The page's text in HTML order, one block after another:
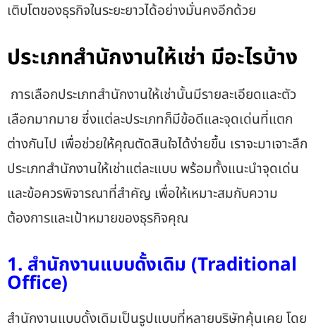
เติบโตของธุรกิจในระยะยาวได้อย่างมั่นคงอีกด้วย
ประเภทสำนักงานให้เช่า มีอะไรบ้าง
การเลือกประเภทสำนักงานให้เช่านั้นมีรายละเอียดและตัว
เลือกมากมาย ซึ่งแต่ละประเภทก็มีข้อดีและจุดเด่นที่แตก
ต่างกันไป เพื่อช่วยให้คุณตัดสินใจได้ง่ายขึ้น เราจะมาเจาะลึก
ประเภทสำนักงานให้เช่าแต่ละแบบ พร้อมทั้งแนะนำจุดเด่น
และข้อควรพิจารณาที่สำคัญ เพื่อให้เหมาะสมกับความ
ต้องการและเป้าหมายของธุรกิจคุณ
1. สำนักงานแบบดั้งเดิม (Traditional
Office)
สำนักงานแบบดั้งเดิมเป็นรูปแบบที่หลายบริษัทคุ้นเคย โดย